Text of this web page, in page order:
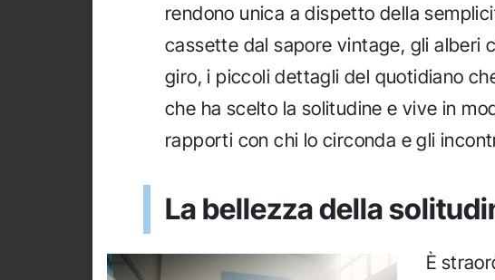
rendono unica a dispetto della
cassette dal sapore vintage, gli alberi
giro, i piccoli dettagli del quotidiano
che ha scelto la solitudine e vive in
rapporti con chi lo circonda e gli
La bellezza della
È